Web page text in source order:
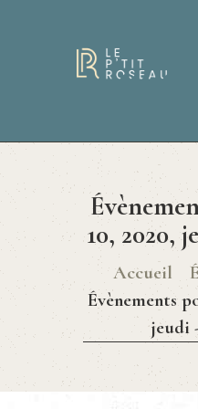
10, 2020,
Accueil
Évènements
jeudi
ACCUEIL
MENUS
BONS
GALERIE
ACTUALITÉS
CONTACT